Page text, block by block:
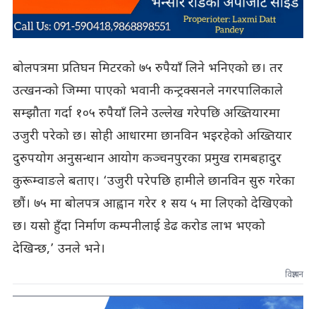
बोलपत्रमा प्रतिघन मिटरको ७५ रुपैयाँ लिने भनिएको छ। तर
उत्खनन्को जिम्मा पाएको भवानी कन्ट्रक्सनले नगरपालिकाले
सम्झौता गर्दा १०५ रुपैयाँ लिने उल्लेख गरेपछि अख्तियारमा
उजुरी परेको छ। सोही आधारमा छानविन भइरहेको अख्तियार
दुरुपयोग अनुसन्धान आयोग कञ्चनपुरका प्रमुख रामबहादुर
कुरूम्वाङले बताए। ‘उजुरी परेपछि हामीले छानविन सुरु गरेका
छौं। ७५ मा बोलपत्र आह्वान गरेर १ सय ५ मा लिएको देखिएको
छ। यसो हुँदा निर्माण कम्पनीलाई डेढ करोड लाभ भएको
देखिन्छ,’ उनले भने।
विज्ञापन